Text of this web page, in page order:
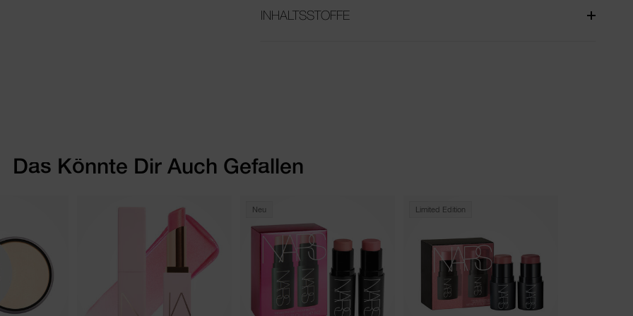
INHALTSSTOFFE
Das Könnte Dir Auch Gefallen
Neu Limited Edition